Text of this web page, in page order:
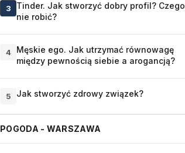
3
Tinder. Jak stworzyć dobry profil? Czego
nie robić?
4
Męskie ego. Jak utrzymać równowagę
między pewnością siebie a arogancją?
5 Jak stworzyć zdrowy związek?
POGODA - WARSZAWA